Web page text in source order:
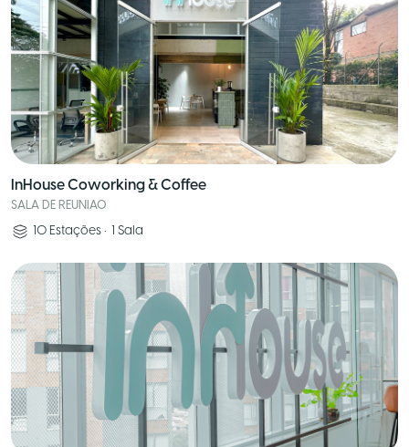
InHouse Coworking & Coffee
SALA DE REUNIAO
10 Estações • 1 Sala